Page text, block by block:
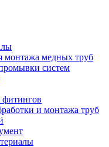
монтажа медных труб
систем
и монтажа труб